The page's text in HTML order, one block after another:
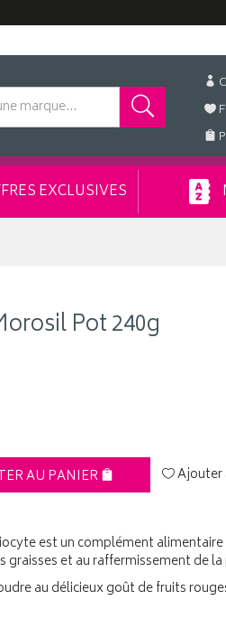
EXCLUSIVES
Pot 240g
AU PANIER Ajouter
est un complément
graisses et au raffermissement de la
au délicieux goût de fruits